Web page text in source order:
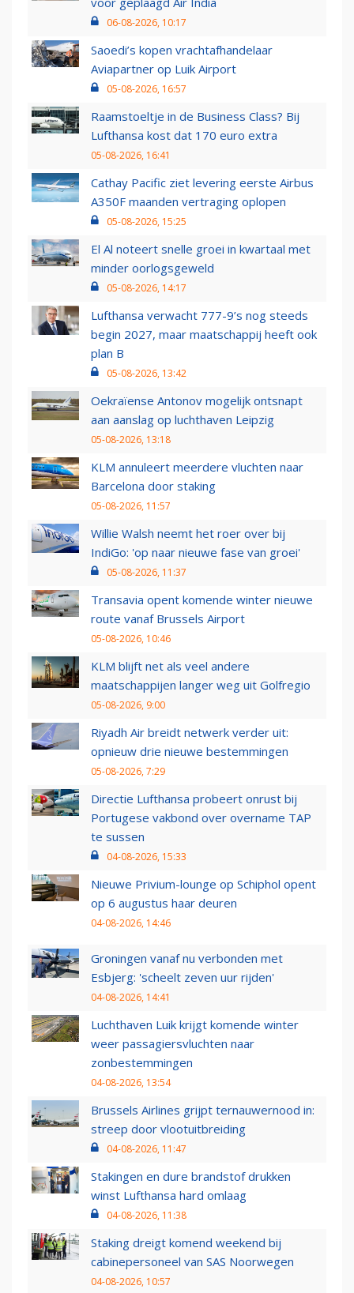
06-08-2026, 10:17
Saoedi’s kopen vrachtafhandelaar
Aviapartner op Luik Airport
05-08-2026, 16:57
Raamstoeltje in de Business Class? Bij
Lufthansa kost dat 170 euro extra
05-08-2026, 16:41
Cathay Pacific ziet levering eerste Airbus
A350F maanden vertraging oplopen
05-08-2026, 15:25
El Al noteert snelle groei in kwartaal met
minder oorlogsgeweld
05-08-2026, 14:17
Lufthansa verwacht 777-9’s nog steeds
begin 2027, maar maatschappij heeft ook
plan B
05-08-2026, 13:42
Oekraïense Antonov mogelijk ontsnapt
aan aanslag op luchthaven Leipzig
05-08-2026, 13:18
KLM annuleert meerdere vluchten naar
Barcelona door staking
05-08-2026, 11:57
Willie Walsh neemt het roer over bij
IndiGo: 'op naar nieuwe fase van groei'
05-08-2026, 11:37
Transavia opent komende winter nieuwe
route vanaf Brussels Airport
05-08-2026, 10:46
KLM blijft net als veel andere
maatschappijen langer weg uit Golfregio
05-08-2026, 9:00
Riyadh Air breidt netwerk verder uit:
opnieuw drie nieuwe bestemmingen
05-08-2026, 7:29
Directie Lufthansa probeert onrust bij
Portugese vakbond over overname TAP
te sussen
04-08-2026, 15:33
Nieuwe Privium-lounge op Schiphol opent
op 6 augustus haar deuren
04-08-2026, 14:46
Groningen vanaf nu verbonden met
Esbjerg: 'scheelt zeven uur rijden'
04-08-2026, 14:41
Luchthaven Luik krijgt komende winter
weer passagiersvluchten naar
zonbestemmingen
04-08-2026, 13:54
Brussels Airlines grijpt ternauwernood in:
streep door vlootuitbreiding
04-08-2026, 11:47
Stakingen en dure brandstof drukken
winst Lufthansa hard omlaag
04-08-2026, 11:38
Staking dreigt komend weekend bij
cabinepersoneel van SAS Noorwegen
04-08-2026, 10:57